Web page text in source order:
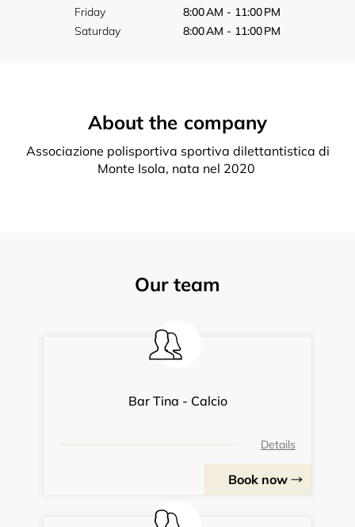
Friday
8:00 AM - 11:00 PM
Saturday
8:00 AM - 11:00 PM
About the company
Associazione polisportiva sportiva dilettantistica di
Monte Isola, nata nel 2020
Our team
Bar Tina - Calcio
Details
Book now